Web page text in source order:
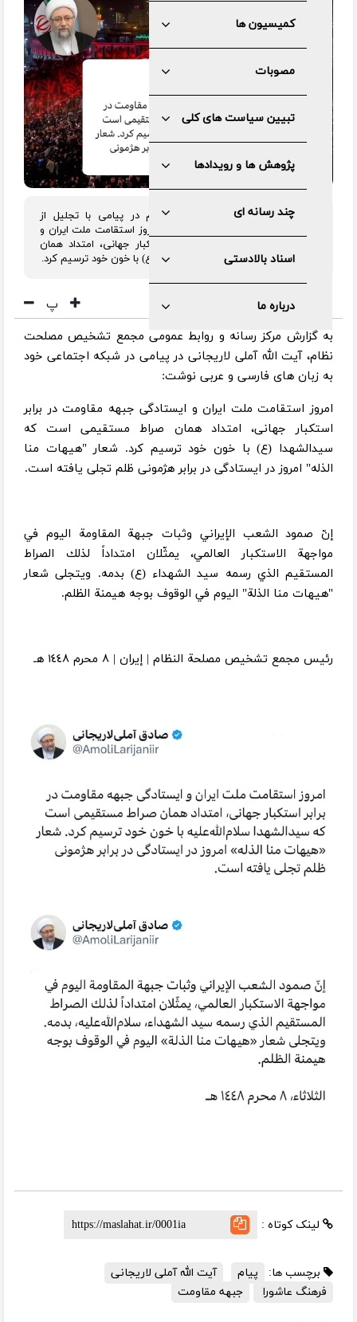
کمیسیون ها
مصوبات
تبیین سیاست های کلی
پژوهش ها و رویدادها
چند رسانه ای
اسناد بالادستی
درباره ما
رئیس مجمع تشخیص مصلحت نظام در پیامی با تجلیل از
ایستادگی جبهه مقاومت، تاکید کرد: امروز استقامت ملت ایران و
ایستادگی جبهه مقاومت در برابر استکبار جهانی، امتداد همان
صراط مستقیمی است که سیدالشهدا (ع) با خون خود ترسیم کرد.
پ
به گزارش مرکز رسانه و روابط عمومی مجمع تشخیص مصلحت
نظام، آیت الله آملی لاریجانی در پیامی در شبکه اجتماعی خود
به زبان های فارسی و عربی نوشت:
امروز استقامت ملت ایران و ایستادگی جبهه مقاومت در برابر
استکبار جهانی، امتداد همان صراط مستقیمی است که
سیدالشهدا (ع) با خون خود ترسیم کرد. شعار "هیهات منا
الذله" امروز در ایستادگی در برابر هژمونی ظلم تجلی یافته است.
إنّ صمود الشعب الإيراني وثبات جبهة المقاومة اليوم في
مواجهة الاستكبار العالمي، يمثّلان امتداداً لذلك الصراط
المستقيم الذي رسمه سيد الشهداء (ع) بدمه. ويتجلى شعار
"هيهات منا الذلة" اليوم في الوقوف بوجه هيمنة الظلم.
رئيس مجمع تشخيص مصلحة النظام | إيران | ٨ محرم ١٤٤٨ هـ
لینک کوتاه :
برچسب ها: پیام
آیت الله آملی لاریجانی
فرهنگ عاشورا
جبهه مقاومت